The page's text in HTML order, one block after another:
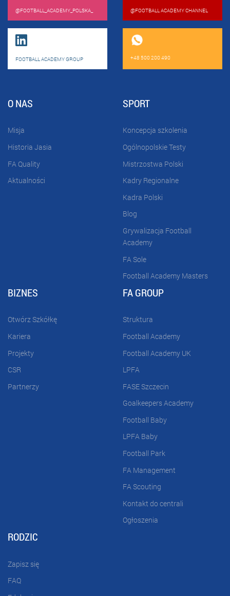
@FOOTBALL_ACADEMY_POLSKA_ @FOOTBALL ACADEMY CHANNEL
FOOTBALL ACADEMY GROUP +48 500 200 490
O NAS
Misja
Historia Jasia
FA Quality
Aktualności
SPORT
Koncepcja szkolenia
Ogólnopolskie Testy
Mistrzostwa Polski
Kadry Regionalne
Kadra Polski
Blog
Grywalizacja Football
Academy
FA Sole
Football Academy Masters
BIZNES
Otwórz Szkółkę
Kariera
Projekty
CSR
Partnerzy
FA GROUP
Struktura
Football Academy
Football Academy UK
LPFA
FASE Szczecin
Goalkeepers Academy
Football Baby
LPFA Baby
Football Park
FA Management
FA Scouting
Kontakt do centrali
Ogłoszenia
RODZIC
Zapisz się
FAQ